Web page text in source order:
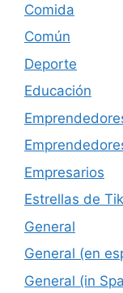
Comida
Común
Deporte
Educación
Empresarios
Estrellas de
General
General (en
General (in